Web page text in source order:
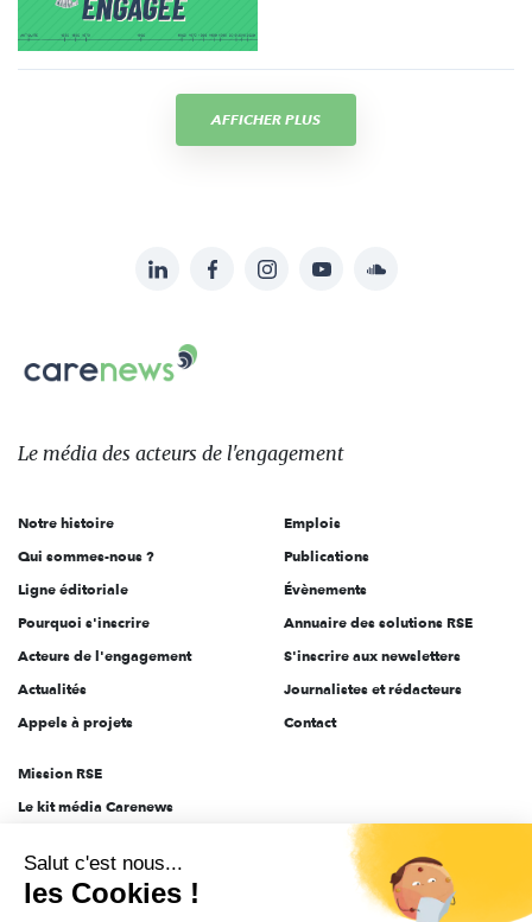
AFFICHER PLUS
sur:
LinkedInFacebookInstagramYouTubeSoundcloud
Le
des
l'engagement
Le média des acteurs de l'engagement
Notre histoire
Qui sommes-nous ?
Ligne éditoriale
Pourquoi s'inscrire
Acteurs de l'engagement
Actualités
Appels à projets
Emplois
Publications
Évènements
Annuaire des solutions RSE
S'inscrire aux newsletters
Journalistes et rédacteurs
Contact
Mission RSE
Le kit média Carenews
AEF info
Novethic
Salut c'est nous...
les Cookies !